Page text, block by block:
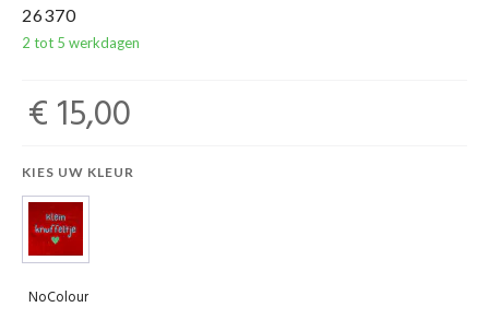
26370
2 tot 5 werkdagen
€ 15,00
KIES UW KLEUR
NoColour